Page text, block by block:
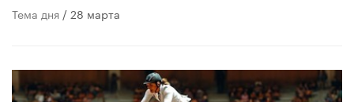
Тема дня / 28 марта